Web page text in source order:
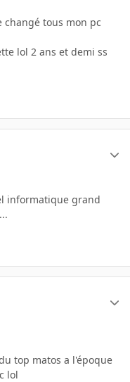
changé tous mon pc
lol 2 ans et demi ss
informatique grand
top matos a l'époque
lol